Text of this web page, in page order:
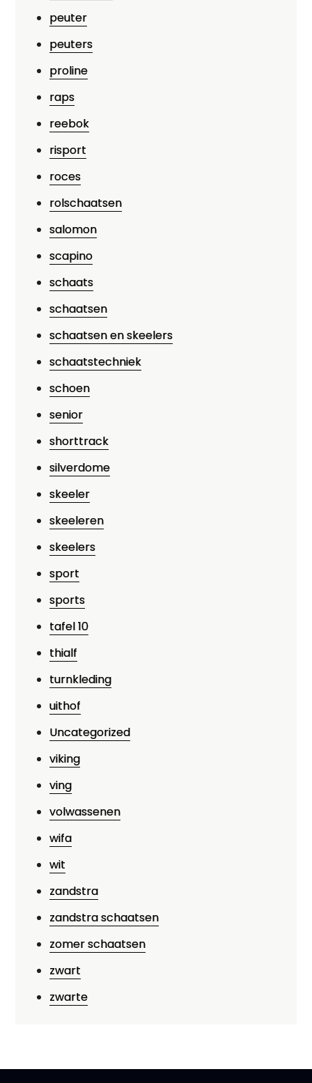
peuter
peuters
proline
raps
reebok
risport
roces
rolschaatsen
salomon
scapino
schaats
schaatsen
schaatsen en skeelers
schaatstechniek
schoen
senior
shorttrack
silverdome
skeeler
skeeleren
skeelers
sport
sports
tafel 10
thialf
turnkleding
uithof
Uncategorized
viking
ving
volwassenen
wifa
wit
zandstra
zandstra schaatsen
zomer schaatsen
zwart
zwarte